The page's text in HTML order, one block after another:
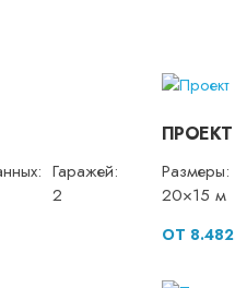
Гаражей:
2
Размеры:
20×15 м
ОТ